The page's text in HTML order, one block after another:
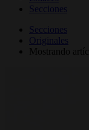
Secciones
Secciones
Originales
Mostrando